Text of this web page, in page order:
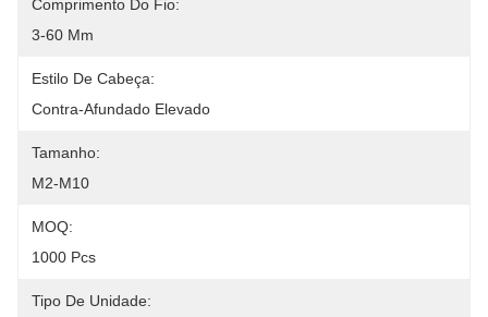
Comprimento Do Fio:
3-60 Mm
Estilo De Cabeça:
Contra-Afundado Elevado
Tamanho:
M2-M10
MOQ:
1000 Pcs
Tipo De Unidade: